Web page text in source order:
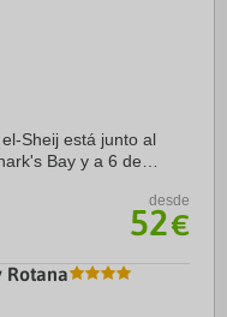
Sheij está junto al
Bay y a 6 de
...
desde
52€
Rotana